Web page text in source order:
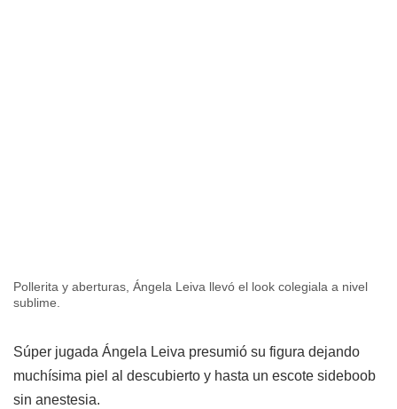
Pollerita y aberturas, Ángela Leiva llevó el look colegiala a nivel
sublime.
Súper jugada Ángela Leiva presumió su figura dejando
muchísima piel al descubierto y hasta un escote sideboob
sin anestesia.